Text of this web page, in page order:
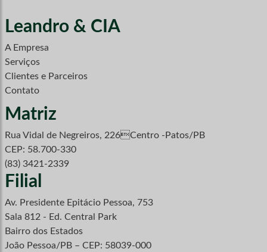
Leandro & CIA
A Empresa
Serviços
Clientes e Parceiros
Contato
Matriz
Rua Vidal de Negreiros, 226Centro -Patos/PB
CEP: 58.700-330
(83) 3421-2339
Filial
Av. Presidente Epitácio Pessoa, 753
Sala 812 - Ed. Central Park
Bairro dos Estados
João Pessoa/PB – CEP: 58039-000